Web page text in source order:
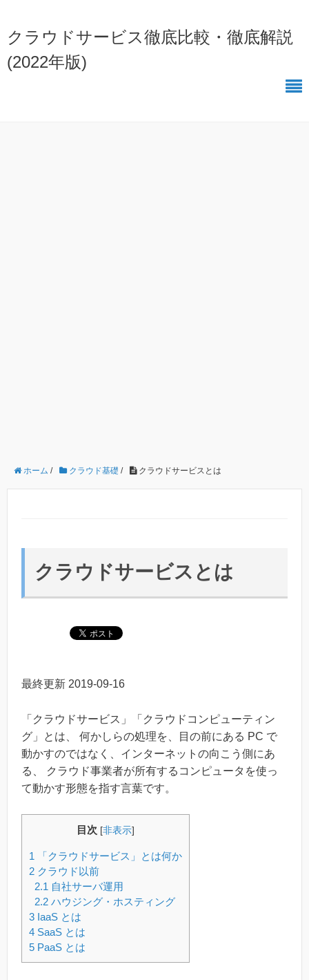
クラウドサービス徹底比較・徹底解説
(2022年版)
ホーム / クラウド基礎 / クラウドサービスとは
クラウドサービスとは
最終更新 2019-09-16
「クラウドサービス」「クラウドコンピューティン
グ」とは、 何かしらの処理を、目の前にある PC で
動かすのではなく、インターネットの向こう側にあ
る、 クラウド事業者が所有するコンピュータを使っ
て動かす形態を指す言葉です。
目次 [非表示]
1 「クラウドサービス」とは何か
2 クラウド以前
2.1 自社サーバ運用
2.2 ハウジング・ホスティング
3 IaaS とは
4 SaaS とは
5 PaaS とは